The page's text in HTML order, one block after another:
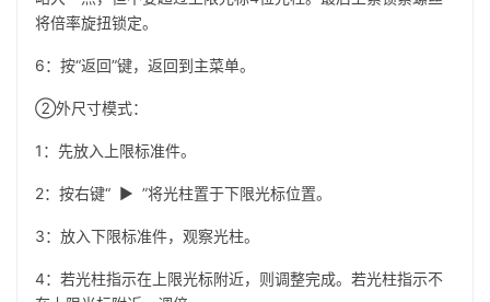
将倍率旋扭锁定。
6：按“返回”键，返回到主菜单。
②外尺寸模式：
1：先放入上限标准件。
2：按右键“ ▶ ”将光柱置于下限光标位置。
3：放入下限标准件，观察光柱。
4：若光柱指示在上限光标附近，则调整完成。若光柱指示不